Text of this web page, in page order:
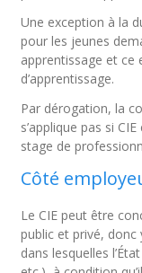
Une exception à la
pour les jeunes
apprentissage et ce
d’apprentissage.
Par dérogation, la
s’applique pas si
stage de
Côté
Le CIE peut être
public et privé,
dans lesquelles